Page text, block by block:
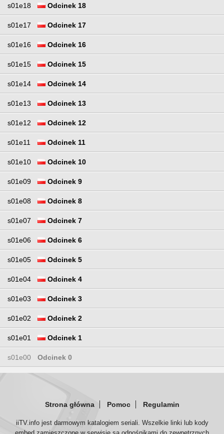
s01e18 Odcinek 18
s01e17 Odcinek 17
s01e16 Odcinek 16
s01e15 Odcinek 15
s01e14 Odcinek 14
s01e13 Odcinek 13
s01e12 Odcinek 12
s01e11 Odcinek 11
s01e10 Odcinek 10
s01e09 Odcinek 9
s01e08 Odcinek 8
s01e07 Odcinek 7
s01e06 Odcinek 6
s01e05 Odcinek 5
s01e04 Odcinek 4
s01e03 Odcinek 3
s01e02 Odcinek 2
s01e01 Odcinek 1
s01e00 Odcinek 0
Strona główna Pomoc Regulamin
iiTV.info jest darmowym katalogiem seriali. Wszelkie linki lub kody